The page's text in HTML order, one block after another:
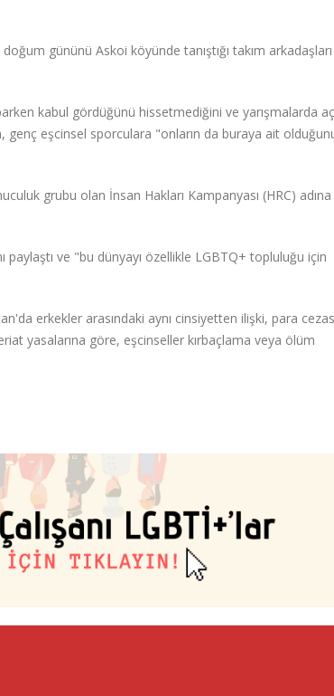
gününü Askoi köyünde tanıştığı takım
kabul gördüğünü hissetmediğini ve yarışmalarda
genç eşcinsel sporculara "onların da buraya ait
grubu olan İnsan Hakları Kampanyası (HRC) adına
paylaştı ve "bu dünyayı özellikle LGBTQ+ topluluğu için
erkekler arasındaki aynı cinsiyetten ilişki, para
yasalarına göre, eşcinseller kırbaçlama veya ölüm